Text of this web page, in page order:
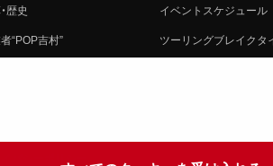
歴史
“POP吉村”
イベントスケジュール
ツーリングブレイクタ